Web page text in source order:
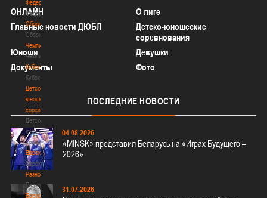
Федерация
Федерация
Сборные
Сборные
Чемпионат
Чемпионат
Кубок
Кубок
Детско-
юношеские
соревнования
Детско-
юношеские
соревнования
Еврокубки
Еврокубки
Разное
Разное
Баскетбол
ОНЛАЙН
О лиге
Главные новости ДЮБЛ
Детско-юношеские
соревнования
Юноши
Девушки
Документы
Фото
ПОСЛЕДНИЕ НОВОСТИ
04.08.2026
«MINSK» представил Беларусь на «Играх Будущего –
2026»
31.07.2026